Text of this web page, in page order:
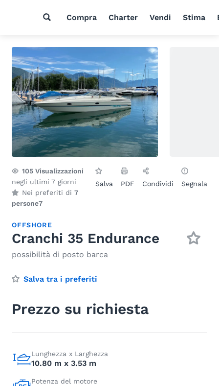
Compra Charter Vendi Stima
105 Visualizzazioni
negli ultimi 7 giorni
Nei preferiti di 7
persone7
Salva PDF Condividi Segnala
OFFSHORE
Cranchi 35 Endurance
possibilità di posto barca
Salva tra i preferiti
Prezzo su richiesta
Lunghezza x Larghezza
10.80 m x 3.53 m
Potenza del motore